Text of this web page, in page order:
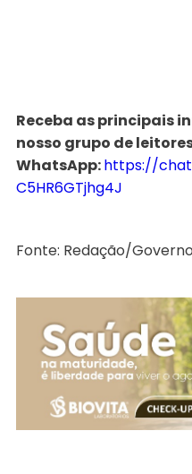
Receba as principais
nosso grupo de
WhatsApp:https://
C5HR6GTjhg4J
Fonte: Redação/